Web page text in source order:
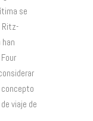
se
Ritz-
han
viaje de